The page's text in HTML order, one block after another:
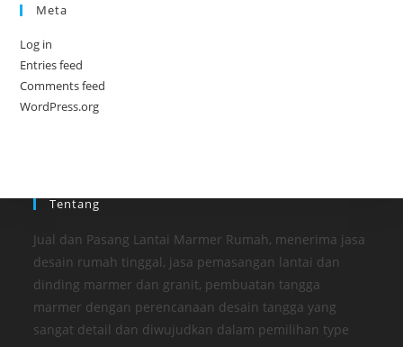
Meta
Log in
Entries feed
Comments feed
WordPress.org
Tentang
Jual dan Pasang Lantai Marmer Rumah, menerima jasa
desain rumah tinggal, jasa pemasangan lantai dan
dinding marmer dan granit, pembuatan tangga
marmer dengan perencanaan desain tangga yang
sangat detail dan diwujudkan dalam pemilihan type